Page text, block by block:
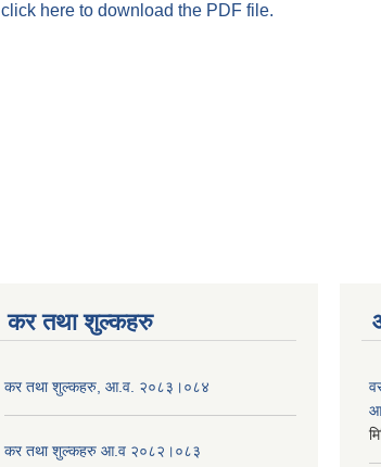
click here to download the PDF file.
कर तथा शुल्कहरु
कर तथा शुल्कहरु, आ.व. २०८३।०८४
कर तथा शुल्कहरु आ.व २०८२।०८३